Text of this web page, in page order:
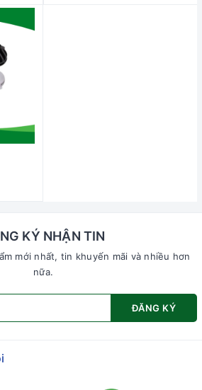
KÝ NHẬN TIN
mới nhất, tin khuyến mãi và nhiều hơn
nữa.
ĐĂNG KÝ